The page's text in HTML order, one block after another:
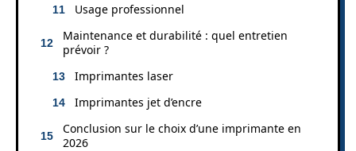
Usage professionnel
Maintenance et durabilité : quel entretien
prévoir ?
Imprimantes laser
Imprimantes jet d’encre
Conclusion sur le choix d’une imprimante en
2026